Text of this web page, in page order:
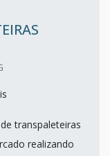
transpaleteiras
realizando